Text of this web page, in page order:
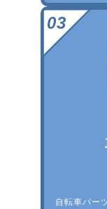
自転車パー